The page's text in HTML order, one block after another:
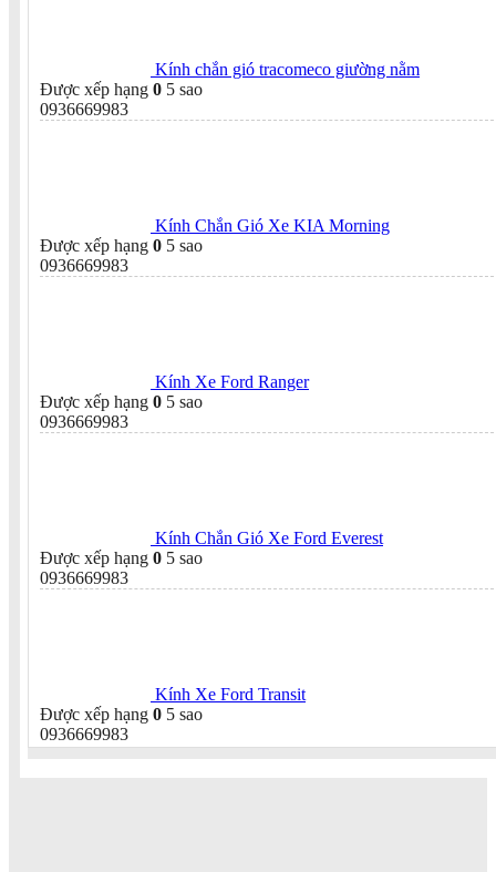
Kính chắn gió tracomeco giường nằm
Được xếp hạng 0 5 sao
0936669983
Kính Chắn Gió Xe KIA Morning
Được xếp hạng 0 5 sao
0936669983
Kính Xe Ford Ranger
Được xếp hạng 0 5 sao
0936669983
Kính Chắn Gió Xe Ford Everest
Được xếp hạng 0 5 sao
0936669983
Kính Xe Ford Transit
Được xếp hạng 0 5 sao
0936669983